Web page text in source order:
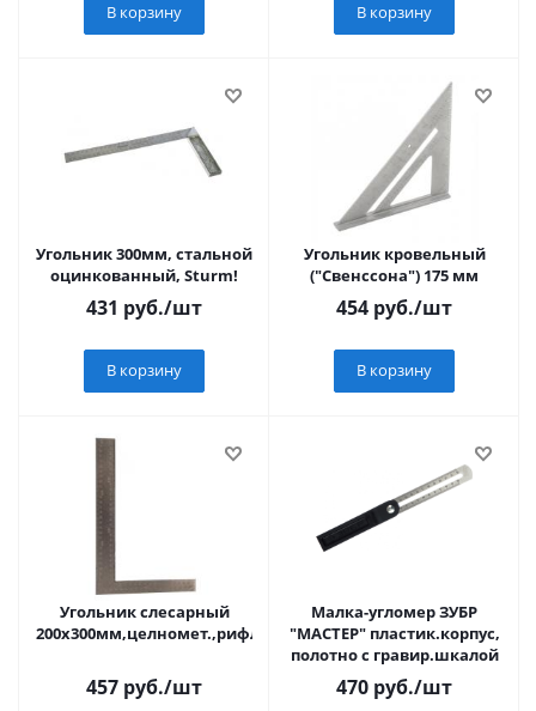
В корзину В корзину
Угольник 300мм, стальной
оцинкованный, Sturm!
431 руб./шт
В корзину
Угольник кровельный
("Свенссона") 175 мм
454 руб./шт
В корзину
Угольник слесарный
200х300мм,целномет.,рифл.шкала
457 руб./шт
Малка-угломер ЗУБР
"МАСТЕР" пластик.корпус,
полотно с гравир.шкалой
470 руб./шт